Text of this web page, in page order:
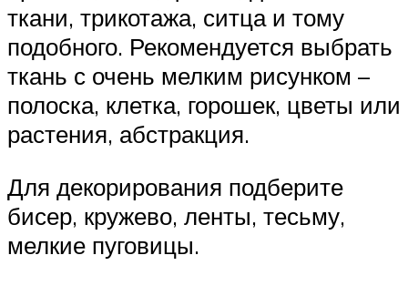
ткани, трикотажа, ситца и тому
подобного. Рекомендуется выбрать
ткань с очень мелким рисунком –
полоска, клетка, горошек, цветы или
растения, абстракция.
Для декорирования подберите
бисер, кружево, ленты, тесьму,
мелкие пуговицы.